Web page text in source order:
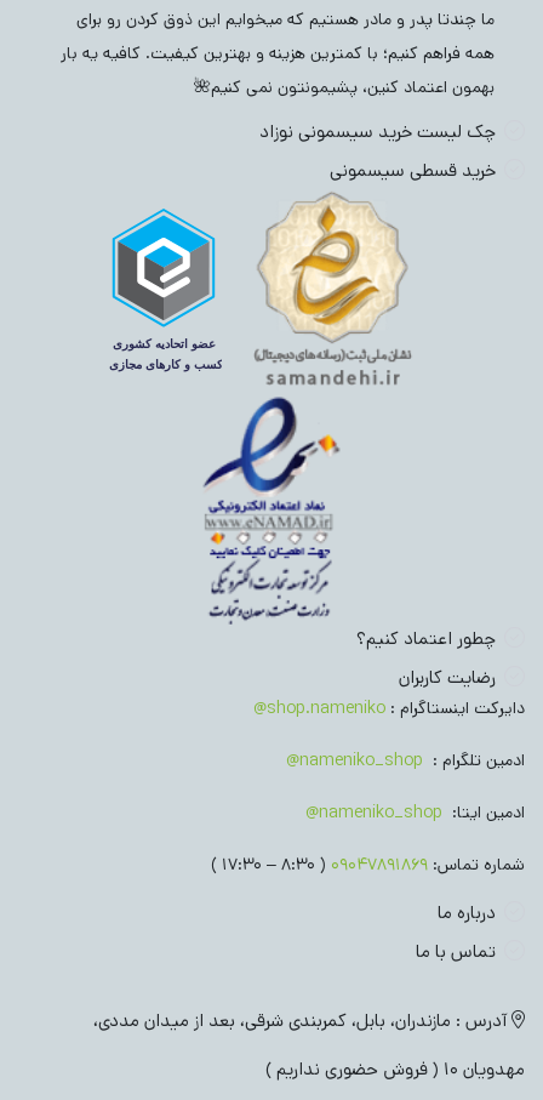
ما چندتا پدر و مادر هستیم که میخوایم این ذوق کردن رو برای
همه فراهم کنیم؛ با کمترین هزینه و بهترین کیفیت. کافیه یه بار
بهمون اعتماد کنین، پشیمونتون نمی کنیم🌺
چک لیست خرید سیسمونی نوزاد
خرید قسطی سیسمونی
چطور اعتماد کنیم؟
رضایت کاربران
دایرکت اینستاگرام : shop.nameniko@
ادمین تلگرام : nameniko_shop@
ادمین ایتا: nameniko_shop@
شماره تماس: 09047891869
( 8:30 – 17:30 )
درباره ما
تماس با ما
آدرس : مازندران، بابل، کمربندی شرقی، بعد از میدان مددی،
مهدویان 10 ( فروش حضوری نداریم )